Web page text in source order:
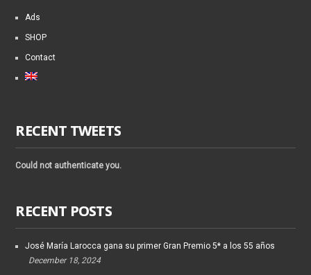
Ads
SHOP
Contact
RECENT TWEETS
Could not authenticate you.
RECENT POSTS
José María Larocca gana su primer Gran Premio 5* a los 55 años
December 18, 2024